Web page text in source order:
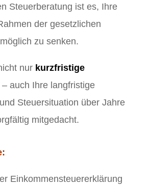
Steuerberatung ist es, Ihre
der gesetzlichen
zu senken.
nur kurzfristige
– auch Ihre langfristige
Steuersituation über Jahre
mitgedacht.
Einkommensteuererklärung